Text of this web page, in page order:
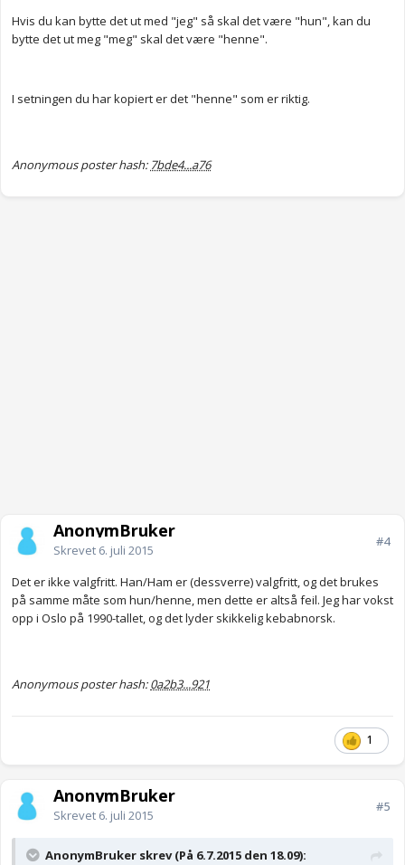
Hvis du kan bytte det ut med "jeg" så skal det være "hun", kan du
bytte det ut meg "meg" skal det være "henne".
I setningen du har kopiert er det "henne" som er riktig.
Anonymous poster hash: 7bde4...a76
AnonymBruker
Skrevet 6. juli 2015
#4
Det er ikke valgfritt. Han/Ham er (dessverre) valgfritt, og det brukes
på samme måte som hun/henne, men dette er altså feil. Jeg har vokst
opp i Oslo på 1990-tallet, og det lyder skikkelig kebabnorsk.
Anonymous poster hash:0a2b3...921
1
AnonymBruker
Skrevet 6. juli 2015
#5
AnonymBruker skrev (På 6.7.2015 den 18.09):